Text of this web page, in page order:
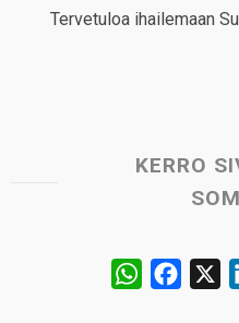
Tervetuloa ihailemaan
KERRO
W